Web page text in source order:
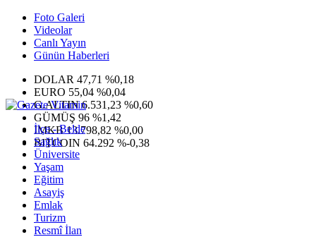
Foto Galeri
Videolar
Canlı Yayın
Günün Haberleri
DOLAR 47,71 %0,18
EURO 55,04 %0,04
G.ALTIN6.531,23 %0,60
GÜMÜŞ 96 %1,42
IMKB13.798,82 %0,00
BITCOIN 64.292 %-0,38
İlçe - Belde
Sağlık
Üniversite
Yaşam
Eğitim
Asayiş
Emlak
Turizm
Resmî İlan